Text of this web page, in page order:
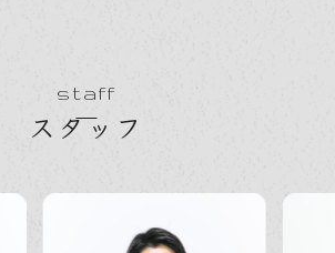
staff
スタッフ